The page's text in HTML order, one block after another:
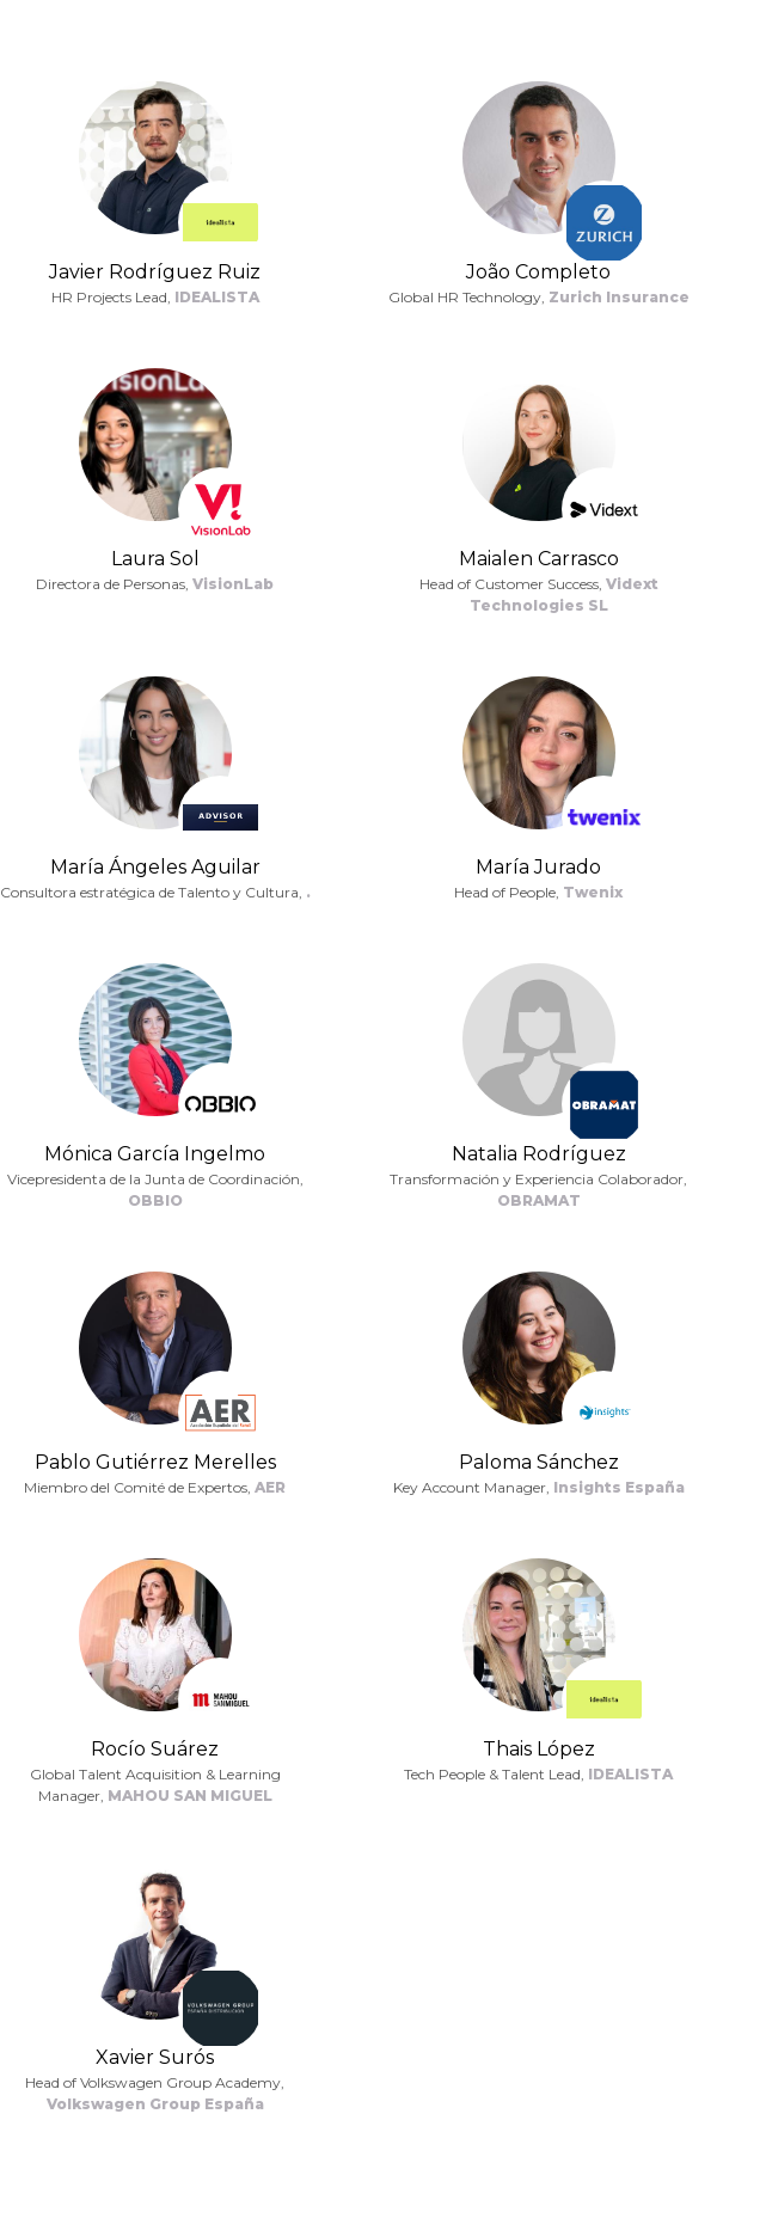
Javier Rodríguez Ruiz
HR Projects Lead, IDEALISTA
João Completo
Global HR Technology, Zurich Insurance
Laura Sol
Directora de Personas, VisionLab
Maialen Carrasco
Head of Customer Success, Vidext
Technologies SL
María Ángeles Aguilar
Consultora estratégica de Talento y Cultura, .
María Jurado
Head of People, Twenix
Mónica García Ingelmo
Vicepresidenta de la Junta de Coordinación,
OBBIO
Natalia Rodríguez
Transformación y Experiencia Colaborador,
OBRAMAT
Pablo Gutiérrez Merelles
Miembro del Comité de Expertos, AER
Paloma Sánchez
Key Account Manager, Insights España
Rocío Suárez
Global Talent Acquisition & Learning
Manager, MAHOU SAN MIGUEL
Thais López
Tech People & Talent Lead, IDEALISTA
Xavier Surós
Head of Volkswagen Group Academy,
Volkswagen Group España